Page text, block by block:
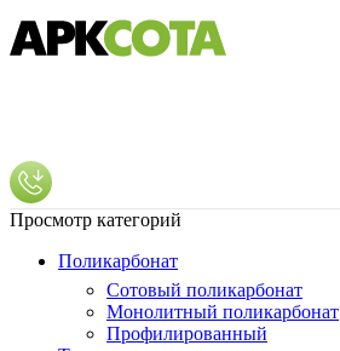
Просмотр категорий
Поликарбонат
Сотовый поликарбонат
Монолитный поликарбонат
Профилированный